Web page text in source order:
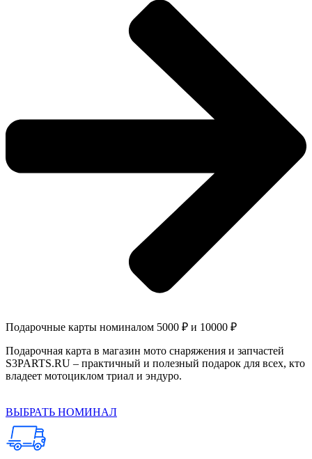
Подарочные карты номиналом 5000 ₽ и 10000 ₽
Подарочная карта в магазин мото снаряжения и запчастей
S3PARTS.RU – практичный и полезный подарок для всех, кто
владеет мотоциклом триал и эндуро.
ВЫБРАТЬ НОМИНАЛ